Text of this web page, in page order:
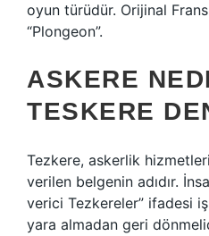
oyun türüdür. Orijinal
“Plongeon”.
ASKERE
TESKERE
Tezkere, askerlik
verilen belgenin adıdır.
verici Tezkereler” ifadesi
yara almadan geri